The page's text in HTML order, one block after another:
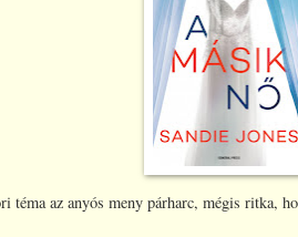
téma az anyós meny párharc, mégis ritka,